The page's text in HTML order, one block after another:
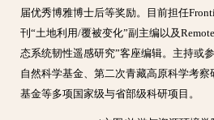
届优秀博雅博士后等奖励。目前担任
刊“土地利用/覆被变化”副主编以及
态系统韧性遥感研究”客座编辑。主持或
自然科学基金、第二次青藏高原科学考
基金等多项国家级与省部级科研项目。